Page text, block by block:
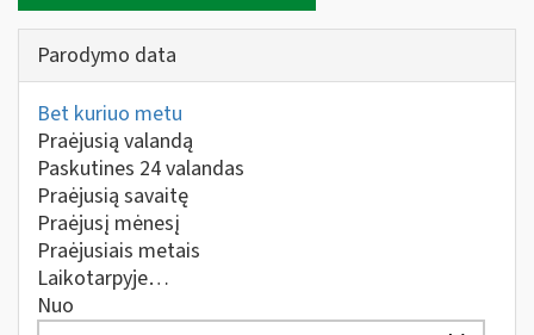
Parodymo data
Bet kuriuo metu
Praėjusią valandą
Paskutines 24 valandas
Praėjusią savaitę
Praėjusį mėnesį
Praėjusiais metais
Laikotarpyje…
Nuo